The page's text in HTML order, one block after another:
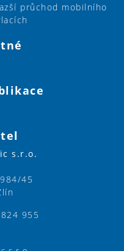
průchod mobilního
s.r.o.
45
955